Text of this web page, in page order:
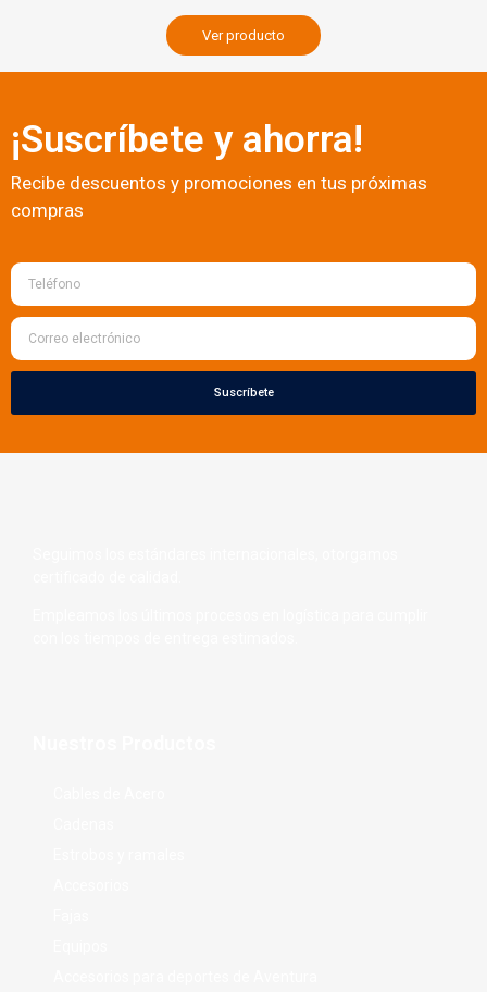
Ver producto
¡Suscríbete y ahorra!
Recibe descuentos y promociones en tus próximas
compras
Suscríbete